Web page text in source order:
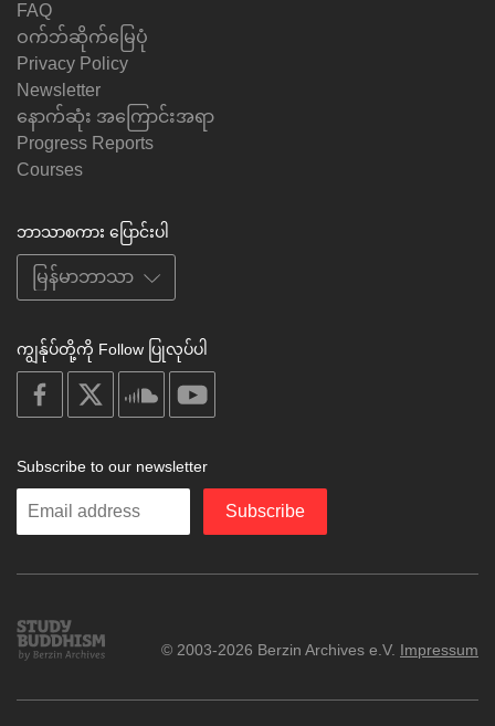
FAQ
ဝက်ဘ်ဆိုက်မြေပုံ
Privacy Policy
Newsletter
နောက်ဆုံး အကြောင်းအရာ
Progress Reports
Courses
ဘာသာစကား ပြောင်းပါ
ကျွန်ုပ်တို့ကို Follow ပြုလုပ်ပါ
on
facebook
soundcloud
Subscribe to our newsletter
Enter
Subscribe
Study
Buddhism
© 2003-2026 Berzin Archives e.V. Impressum